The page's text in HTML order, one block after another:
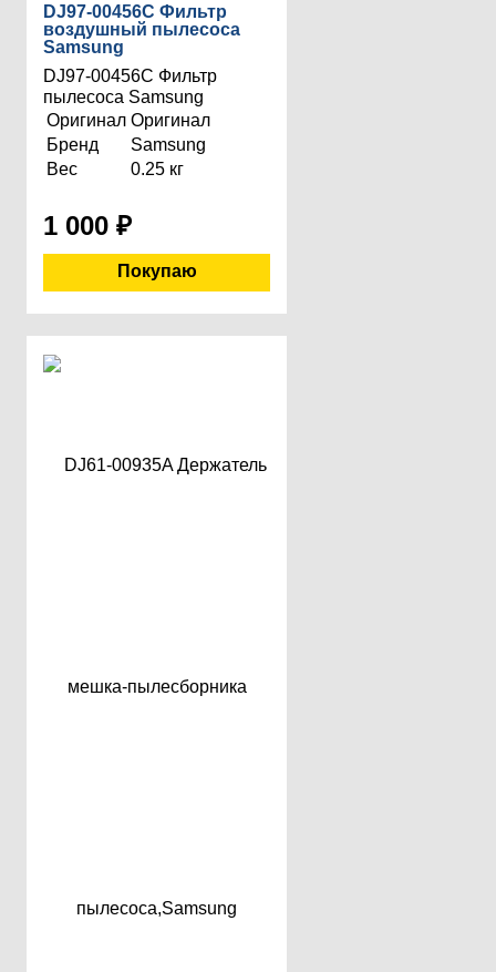
DJ97-00456C Фильтр
воздушный пылесоса
Samsung
DJ97-00456C Фильтр
пылесоса Samsung
Оригинал Оригинал
Бренд
Samsung
Вес
0.25 кг
1 000 ₽